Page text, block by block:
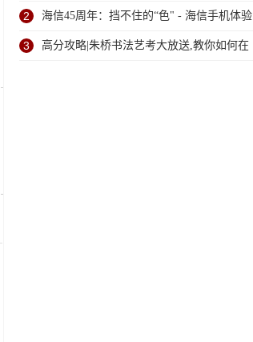
创业大赛
吗？
2 海信45周年：挡不住的“色" - 海信手机体验
会
3 高分攻略|朱桥书法艺考大放送,教你如何在